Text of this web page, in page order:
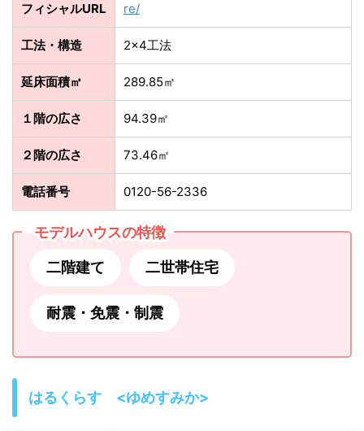
フィシャルURL
re/
工法・構造 2×4工法
延床面積㎡ 289.85㎡
１階の広さ 94.39㎡
２階の広さ 73.46㎡
電話番号 0120-56-2336
モデルハウスの特徴
二階建て 二世帯住宅
耐震・免震・制震
はるくらす <ゆめすみか>